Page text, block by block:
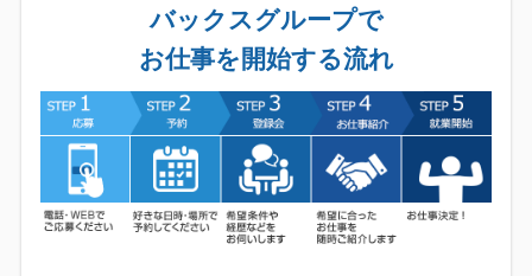
バックスグループで
お仕事を開始する流れ